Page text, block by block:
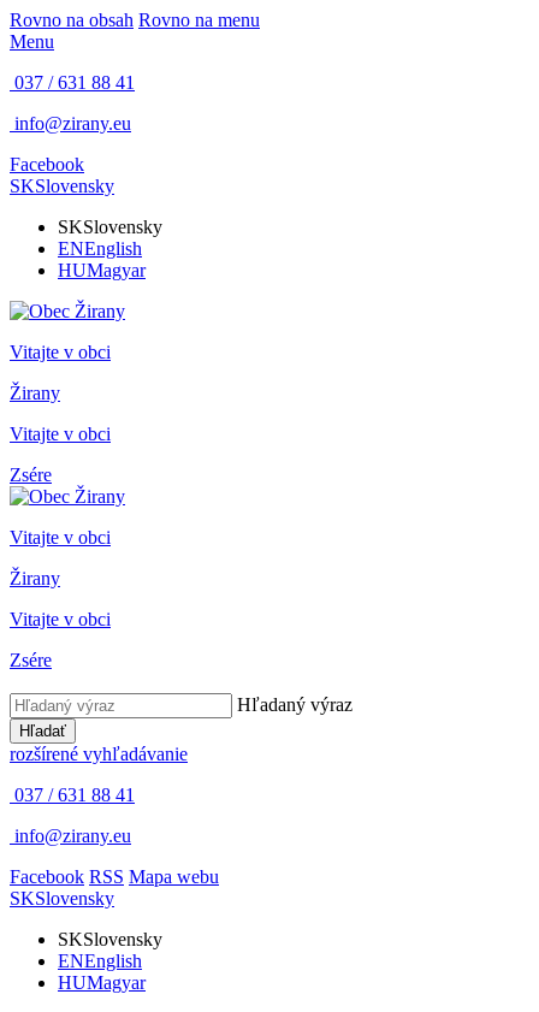
Rovno na obsah Rovno na menu
Menu
037 / 631 88 41
info@zirany.eu
Facebook
SKSlovensky
SKSlovensky
ENEnglish
HUMagyar
Vitajte v obci
Žirany
Vitajte v obci
Zsére
Vitajte v obci
Žirany
Vitajte v obci
Zsére
Hľadaný výraz
Hľadať
rozšírené vyhľadávanie
037 / 631 88 41
info@zirany.eu
Facebook RSS Mapa webu
SKSlovensky
SKSlovensky
ENEnglish
HUMagyar